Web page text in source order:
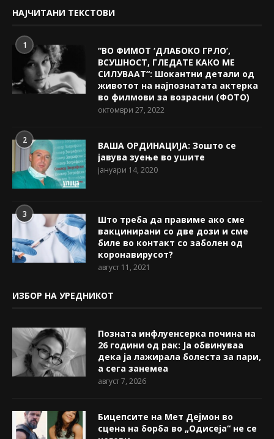
НАЈЧИТАНИ ТЕКСТОВИ
1
“ВО ФИМОТ ‘ДЛАБОКО ГРЛО’,
ВСУШНОСТ, ГЛЕДАТЕ КАКО МЕ
СИЛУВААТ“: Шокантни детали од
животот на најпознатата актерка
во филмови за возрасни (ФОТО)
октомври 27, 2022
2
ВАША ОРДИНАЦИЈА: Зошто се
јавува зуење во ушите
јануари 14, 2020
3
Што треба да правиме ако сме
вакцинирани со две дози и сме
биле во контакт со заболен од
коронавирусот?
август 11, 2021
ИЗБОР НА УРЕДНИКОТ
Позната инфлуенсерка почина на
26 години од рак: Ја обвинуваа
дека ја лажирала болеста за пари,
а сега занемеа
август 7, 2026
Бицепсите на Мет Дејмон во
сцена на борба во „Одисеја“ не се